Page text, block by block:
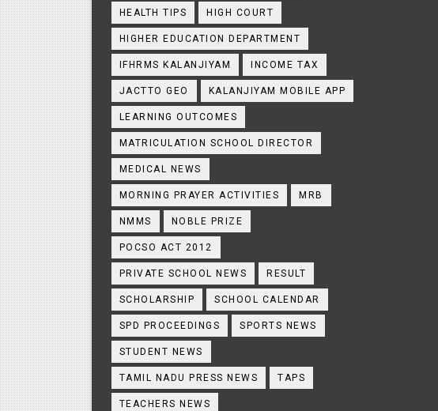
HEALTH TIPS HIGH COURT
HIGHER EDUCATION DEPARTMENT
IFHRMS KALANJIYAM INCOME TAX
JACTTO GEO KALANJIYAM MOBILE APP
LEARNING OUTCOMES
MATRICULATION SCHOOL DIRECTOR
MEDICAL NEWS
MORNING PRAYER ACTIVITIES MRB
NMMS NOBLE PRIZE
POCSO ACT 2012
PRIVATE SCHOOL NEWS RESULT
SCHOLARSHIP SCHOOL CALENDAR
SPD PROCEEDINGS SPORTS NEWS
STUDENT NEWS
TAMIL NADU PRESS NEWS TAPS
TEACHERS NEWS